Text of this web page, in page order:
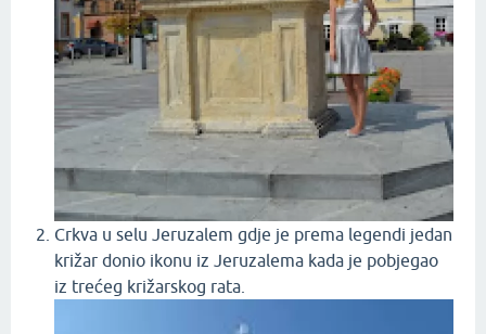
Crkva u selu Jeruzalem gdje je prema legendi jedan
križar donio ikonu iz Jeruzalema kada je pobjegao
iz trećeg križarskog rata.